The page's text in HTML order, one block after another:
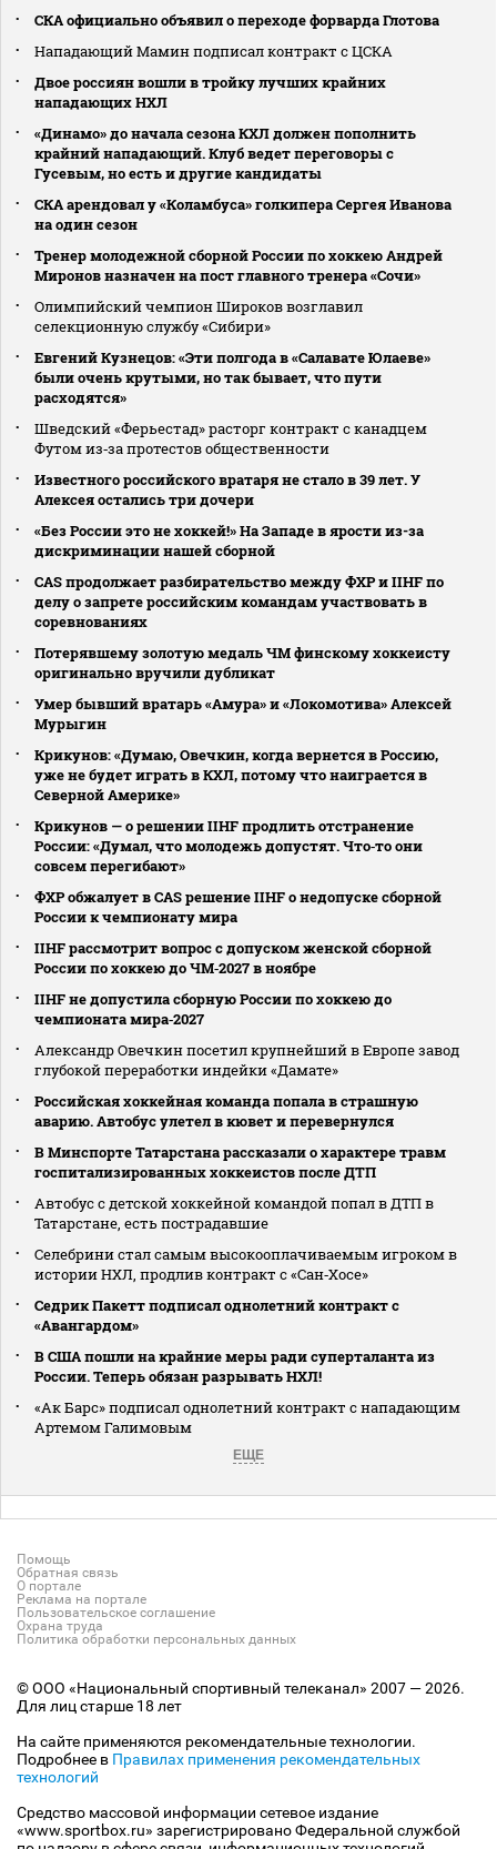
СКА официально объявил о переходе форварда Глотова
Нападающий Мамин подписал контракт с ЦСКА
Двое россиян вошли в тройку лучших крайних
нападающих НХЛ
«Динамо» до начала сезона КХЛ должен пополнить
крайний нападающий. Клуб ведет переговоры с
Гусевым, но есть и другие кандидаты
СКА арендовал у «Коламбуса» голкипера Сергея Иванова
на один сезон
Тренер молодежной сборной России по хоккею Андрей
Миронов назначен на пост главного тренера «Сочи»
Олимпийский чемпион Широков возглавил
селекционную службу «Сибири»
Евгений Кузнецов: «Эти полгода в «Салавате Юлаеве»
были очень крутыми, но так бывает, что пути
расходятся»
Шведский «Ферьестад» расторг контракт с канадцем
Футом из‑за протестов общественности
Известного российского вратаря не стало в 39 лет. У
Алексея остались три дочери
«Без России это не хоккей!» На Западе в ярости из-за
дискриминации нашей сборной
CAS продолжает разбирательство между ФХР и IIHF по
делу о запрете российским командам участвовать в
соревнованиях
Потерявшему золотую медаль ЧМ финскому хоккеисту
оригинально вручили дубликат
Умер бывший вратарь «Амура» и «Локомотива» Алексей
Мурыгин
Крикунов: «Думаю, Овечкин, когда вернется в Россию,
уже не будет играть в КХЛ, потому что наиграется в
Северной Америке»
Крикунов — о решении IIHF продлить отстранение
России: «Думал, что молодежь допустят. Что‑то они
совсем перегибают»
ФХР обжалует в CAS решение IIHF о недопуске сборной
России к чемпионату мира
IIHF рассмотрит вопрос с допуском женской сборной
России по хоккею до ЧМ‑2027 в ноябре
IIHF не допустила сборную России по хоккею до
чемпионата мира‑2027
Александр Овечкин посетил крупнейший в Европе завод
глубокой переработки индейки «Дамате»
Российская хоккейная команда попала в страшную
аварию. Автобус улетел в кювет и перевернулся
В Минспорте Татарстана рассказали о характере травм
госпитализированных хоккеистов после ДТП
Автобус с детской хоккейной командой попал в ДТП в
Татарстане, есть пострадавшие
Селебрини стал самым высокооплачиваемым игроком в
истории НХЛ, продлив контракт с «Сан‑Хосе»
Седрик Пакетт подписал однолетний контракт с
«Авангардом»
В США пошли на крайние меры ради суперталанта из
России. Теперь обязан разрывать НХЛ!
«Ак Барс» подписал однолетний контракт с нападающим
Артемом Галимовым
ЕЩЕ
Помощь
Обратная связь
О портале
Реклама на портале
Пользовательское соглашение
Охрана труда
Политика обработки персональных данных
© ООО «Национальный спортивный телеканал» 2007 — 2026.
Для лиц старше 18 лет
На сайте применяются рекомендательные технологии.
Подробнее в Правилах применения рекомендательных
технологий
Средство массовой информации сетевое издание
«www.sportbox.ru» зарегистрировано Федеральной службой